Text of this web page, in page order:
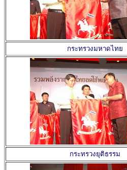
กระทรวงมหาดไทย
กระทรวงยุติธรรม